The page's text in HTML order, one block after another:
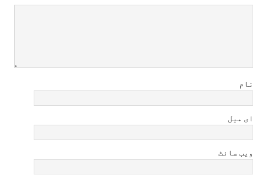
نام
ای میل
ویب سائٹ